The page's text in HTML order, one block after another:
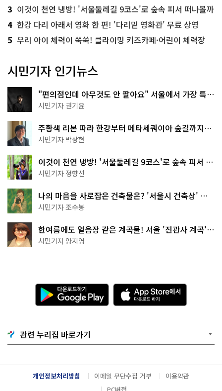
3 이것이 천연 냉방! '서울둘레길 9코스'로 숲속 피서 떠나볼까
4 한강 다리 아래서 영화 한 편! '다리밑 영화관' 무료 상영
5 우리 아이 체력이 쑥쑥! 클라이밍 키즈카페·어린이 체력장
시민기자 인기뉴스
"편의점인데 아무것도 안 팔아요" 서울에서 가장 특별
한 편의점의 정체
시민기자 권기윤
주황색 리본 따라 한강부터 메타세쿼이아 숲길까지…
서울둘레길 15코스
시민기자 박상현
이것이 천연 냉방! '서울둘레길 9코스'로 숲속 피서 떠
나볼까
시민기자 정향선
나의 마음을 사로잡은 건축물은? '서울시 건축상' 수
상작 공개!
시민기자 조수봉
한여름에도 얼음장 같은 계곡물! 서울 '진관사 계곡'이
천국이네~
시민기자 양지영
다
운
로
기
G
o
g
l
e
A
p
p
e
서
다
운
관련 누리집 바로가기
개인정보처리방침 이메일 무단수집 거부
이용약관
PC버전